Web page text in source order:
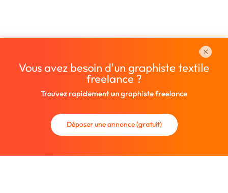
Vous avez besoin d'un graphiste textile
freelance ?
Trouvez rapidement un graphiste freelance
Déposer une annonce (gratuit)